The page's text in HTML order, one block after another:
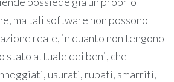
ma tali software non possono
reale, in quanto non tengono
stato attuale dei beni, che
usurati, rubati, smarriti,